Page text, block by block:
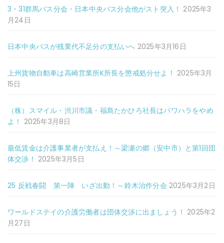
3・31群馬バス分会・日本中央バス分会他がスト突入！ 2025年3
月24日
日本中央バスが残業代不足分の支払いへ 2025年3月16日
上州貨物自動車は高崎営業所K所長を懲戒処分せよ！ 2025年3月
15日
（株）スマイル・渋川市議・福島たかひろ社長はパワハラをやめ
よ！ 2025年3月8日
最低賃金は介護事業者が支払え！～梁瀬の郷（安中市）と第1回団
体交渉！ 2025年3月5日
25 反戦春闘 第一陣 いざ出動！～鈴木治作分会 2025年3月2日
ワールドステイの介護労働者は団体交渉に出ましょう！ 2025年2
月27日